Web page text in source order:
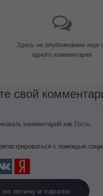
Здесь не опубликовано еще
одного комментария
свой
комментарий как Гость.
с помощью
по логину и паролю